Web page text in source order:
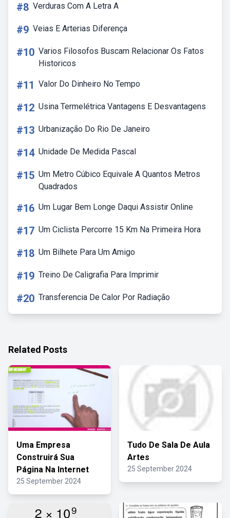
#8 Verduras Com A Letra A
#9 Veias E Arterias Diferença
#10 Varios Filosofos Buscam Relacionar Os Fatos
Historicos
#11 Valor Do Dinheiro No Tempo
#12 Usina Termelétrica Vantagens E Desvantagens
#13 Urbanização Do Rio De Janeiro
#14 Unidade De Medida Pascal
#15 Um Metro Cúbico Equivale A Quantos Metros
Quadrados
#16 Um Lugar Bem Longe Daqui Assistir Online
#17 Um Ciclista Percorre 15 Km Na Primeira Hora
#18 Um Bilhete Para Um Amigo
#19 Treino De Caligrafia Para Imprimir
#20 Transferencia De Calor Por Radiação
Related Posts
Uma Empresa
Construirá Sua
Página Na Internet
25 September 2024
Tudo De Sala De Aula
Artes
25 September 2024